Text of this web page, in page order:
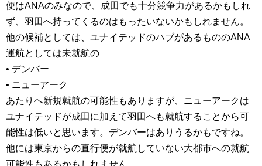
便はANAのみなので、成田でも十分競争力があるかもしれ
ず、羽田へ持ってくるのはもったいないかもしれません。
他の候補としては、ユナイテッドのハブがあるもののANA
運航としては未就航の
• デンバー
• ニューアーク
あたりへ新規就航の可能性もありますが、ニューアークは
ユナイテッドが成田に加えて羽田へも就航することから可
能性は低いと思います。デンバーはありうるかもですね。
他には東京からの直行便が就航していない大都市への就航
可能性もあるかもしれません。